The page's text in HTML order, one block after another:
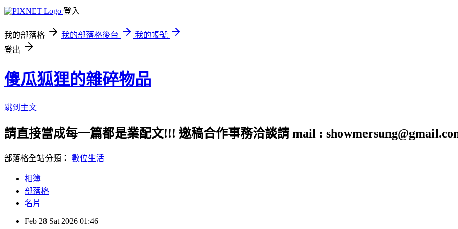
登入
我的部落格 我的部落格後台
我的帳號
登出
傻瓜狐狸的雜碎物品
跳到主文
請直接當成每一篇都是業配文!!! 邀稿合作事務洽談請 mail :
部落格全站分類： 數位生活
相簿
部落格
名片
Feb 28 Sat 2026 01:46